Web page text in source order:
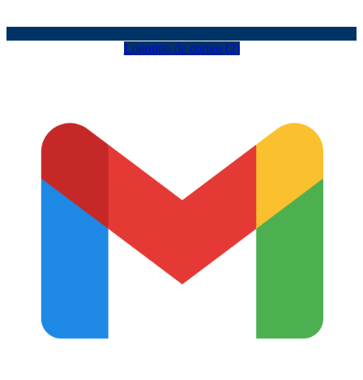
Logotipo de correo (2)